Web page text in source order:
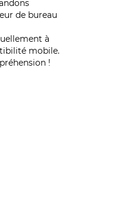
de bureau
à
mobile.
!